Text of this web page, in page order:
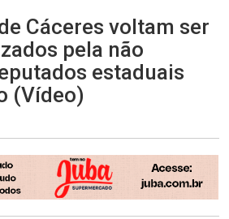
Cáceres voltam ser
pela não
estaduais
(Vídeo)